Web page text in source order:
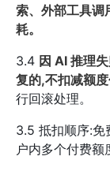
索、外部工具调
耗。
3.4 因 AI 推理
复的,不扣减额度
行回滚处理。
3.5 抵扣顺序:免
户内多个付费额